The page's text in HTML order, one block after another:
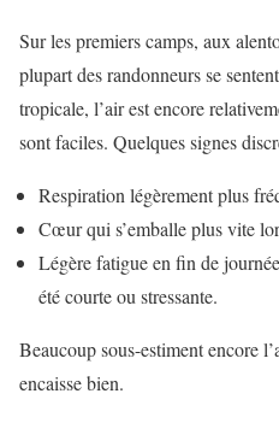
Sur les premiers camps, aux
plupart des randonneurs se
tropicale, l’air est encore
sont faciles. Quelques signes
Respiration légèrement plus
Cœur qui s’emballe plus vite
Légère fatigue en fin de
été courte ou stressante.
Beaucoup sous-estiment encore
encaisse bien.